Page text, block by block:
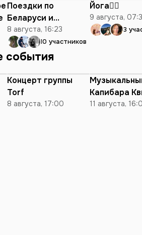
Поездки по
Беларуси и
активный отдых на
природе
8 августа, 16:23
10 участников
Йога🧘‍♀️
9 августа,
3
события
Концерт группы
Torf
8 августа, 17:00
Капибара
11 августа,